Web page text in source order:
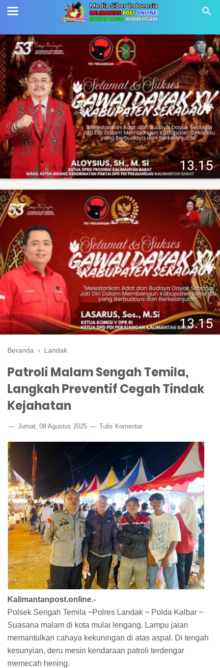
Beranda › Landak
Patroli Malam Sengah Temila,
Langkah Preventif Cegah Tindak
Kejahatan
Jumat, 08 Agustus 2025 Tulis Komentar
Kalimantanpost.online.-
Polsek Sengah Temila ~Polres Landak ~ Polda Kalbar ~
Suasana malam di kota mulai lengang. Lampu jalan
memantulkan cahaya kekuningan di atas aspal. Di tengah
kesunyian, deru mesin kendaraan patroli terdengar
memecah hening.